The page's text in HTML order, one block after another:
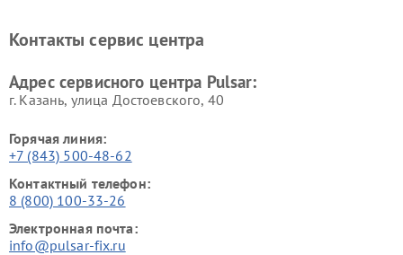
Контакты сервис центра
Адрес сервисного центра Pulsar:
г. Казань, улица Достоевского, 40
Горячая линия:
+7 (843) 500-48-62
Контактный телефон:
8 (800) 100-33-26
Электронная почта:
info@pulsar-fix.ru